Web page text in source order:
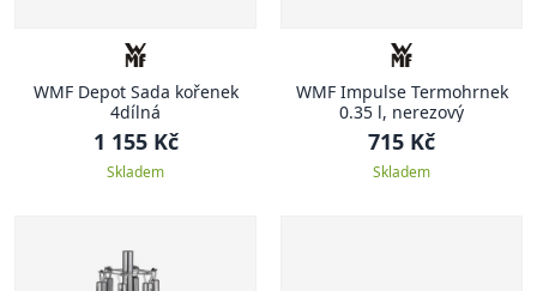
WMF Depot Sada kořenek
4dílná
1 155 Kč
Skladem
WMF Impulse Termohrnek
0.35 l, nerezový
715 Kč
Skladem